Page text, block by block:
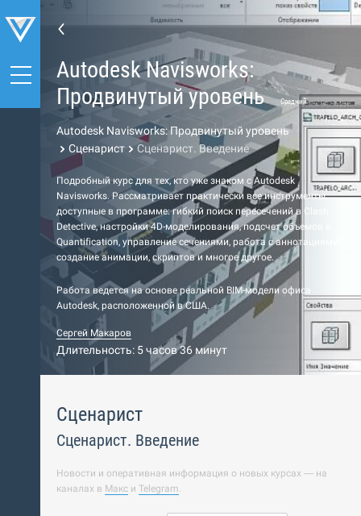
Autodesk Navisworks:
Продвинутый уровень
Средний
Autodesk Navisworks: Продвинутый уровень
Сценарист
Сценарист. Введение
Подробный курс для тех, кто уже знаком с Autodesk
Navisworks. Рассматривает практически все инструменты,
доступные в программе: гибкий поиск пересечений в Clash
Detective, настройки 4D-моделирования, подсчет объемов в
Quantification, управление сечениями, работа с аннотациями,
создание анимации, скриптов и многое другое.
Работа ведется на основе реальной BIM-модели офиса
Autodesk, расположенной в США.
Сергей Макаров
Длительность: 5 часов 36 минут
Сценарист
Сценарист. Введение
Новости и оперативная информация о новых курсах — на
каналах в Макс и Telegram.